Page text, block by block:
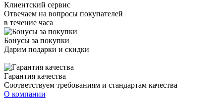
Клиентский сервис
Отвечаем на вопросы покупателей
в течение часа
Бонусы за покупки
Дарим подарки и скидки
Гарантия качества
Соответствуем требованиям и стандартам качества
О компании